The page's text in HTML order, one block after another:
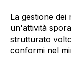
La gestione
un'attività
strutturato
conformi nel